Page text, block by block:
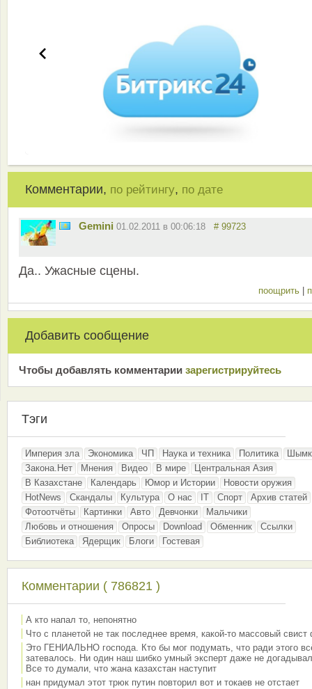
Комментарии, по рейтингу, по дате
Gemini 01.02.2011 в 00:06:18 # 99723
Да.. Ужасные сцены.
поощрить
Добавить сообщение
Чтобы добавлять комментарии зарeгиcтрирyйтeсь
Тэги
Империя зла Экономика ЧП Наука и техника Политика
Закона.Нет
Мнения Видео В мире
Центральная Азия
В Казахстане
Календарь Юмор и Истории
Новости оружия
HotNews
Скандалы Культура О нас IT Спорт
Архив статей
Фотоотчёты
Картинки Авто Девчонки
Мальчики
Любовь и отношения
Опросы Download Обменник
Ссылки
Библиотека
Ядерщик Блоги Гостевая
Комментарии ( 786821 )
А кто напал то, непонятно
Что с планетой не так последнее время, какой-то массовый свист
Это ГЕНИАЛЬНО господа. Кто бы мог подумать, что ради этого
затевалось. Ни один наш шибко умный эксперт даже не
Все то думали, что жана казахстан наступит
нан придумал этот трюк путин повторил вот и токаев не отстает